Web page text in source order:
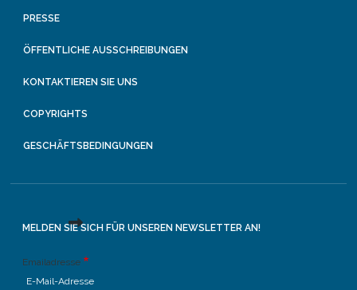
PRESSE
ÖFFENTLICHE AUSSCHREIBUNGEN
KONTAKTIEREN SIE UNS
COPYRIGHTS
GESCHÄFTSBEDINGUNGEN
MELDEN SIE SICH FÜR UNSEREN NEWSLETTER AN!
Emailadresse